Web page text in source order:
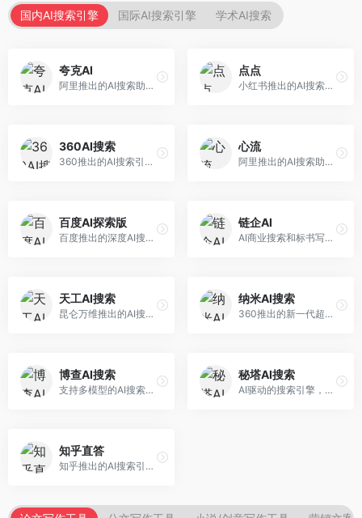
国内AI搜索引擎 国际AI搜索引擎 学术AI搜索
夸克AI
阿里推出的AI搜索助手，整合搜索与AI功能。面向年轻用户，提供智能搜索、文档处理、学习辅助等服务，与夸克生态深度整合。
点点
小红书推出的AI搜索应用，专注于生活方式内容搜索。面向小红书用户，提供生活攻略、消费决策、内容推荐等服务，生活方式内容丰富。
360AI搜索
360推出的AI搜索引擎，专注于安全智能搜索。面向普通用户，提供智能问答、网页搜索、内容整理等服务，安全防护能力强。
心流
阿里推出的AI搜索助手，专注于智能信息获取。面向普通用户，提供智能搜索、内容整理、知识问答等服务，与阿里生态深度整合。
百度AI探索版
百度推出的深度AI搜索引擎，整合百度知识图谱。面向中文用户，提供智能问答、知识探索、内容生成等服务，知识覆盖面广。
链企AI
AI商业搜索和标书写作工具，专注于企业服务场景。面向企业用户，提供商业信息搜索、标书生成、企业分析等服务，商业信息专业。
天工AI搜索
昆仑万维推出的AI搜索引擎，整合大模型与搜索能力。面向普通用户，提供智能问答、深度搜索、内容整理等服务，中文搜索体验好。
纳米AI搜索
360推出的新一代超级AI搜索，深度整合360搜索资源。面向普通用户，提供智能问答、多模态搜索、内容生成等服务，安全可靠。
博查AI搜索
支持多模型的AI搜索引擎，整合多种大模型能力。面向AI爱好者，提供多模型搜索、答案对比、深度分析等服务，模型选择灵活。
秘塔AI搜索
AI驱动的搜索引擎，专注于无广告直达结果。面向研究者和信息获取需求者，提供深度搜索、来源标注、答案整理等服务，搜索结果干净准确，信息可信度高。
知乎直答
知乎推出的AI搜索引擎，专注于知识问答场景。面向知识获取者，提供知乎内容搜索、智能问答、知识整理等服务，专业知识丰富。